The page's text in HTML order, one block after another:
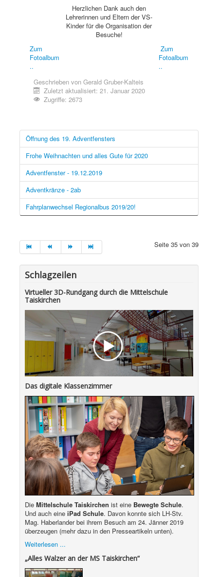
Herzlichen Dank auch den
Lehrerinnen und Eltern der VS-
Kinder für die Organisation der
Besuche!
Zum
Fotoalbum
..
Zum
Fotoalbum
..
Geschrieben von Gerald Gruber-Kalteis
Zuletzt aktualisiert: 21. Januar 2020
Zugriffe: 2673
Öffnung des 19. Adventfensters
Frohe Weihnachten und alles Gute für 2020
Adventfenster - 19.12.2019
Adventkränze - 2ab
Fahrplanwechsel Regionalbus 2019/20!
Seite 35 von 39
Schlagzeilen
Virtueller 3D-Rundgang durch die Mittelschule
Taiskirchen
Das digitale Klassenzimmer
Die Mittelschule Taiskirchen ist eine Bewegte Schule.
Und auch eine iPad Schule. Davon konnte sich LH-Stv.
Mag. Haberlander bei ihrem Besuch am 24. Jänner 2019
überzeugen (mehr dazu in den Presseartikeln unten).
Weiterlesen ...
„Alles Walzer an der MS Taiskirchen“